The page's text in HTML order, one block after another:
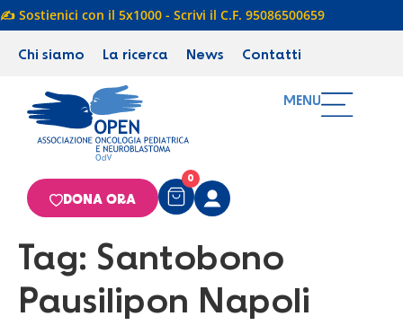
✍️ Sostienici con il 5x1000 - Scrivi il C.F. 95086500659
Chi siamo La ricerca News Contatti
MENU
0
DONA ORA
Tag: Santobono
Pausilipon Napoli